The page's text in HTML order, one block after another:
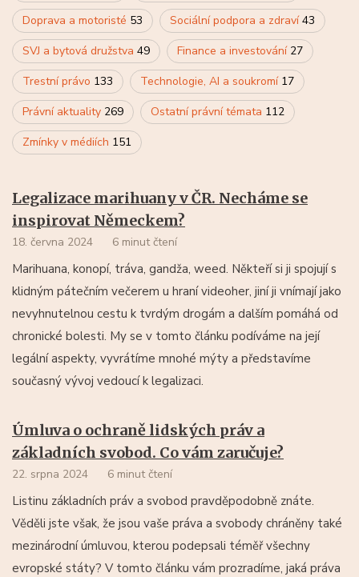
Doprava a motoristé 53 Sociální podpora a zdraví43
SVJ a bytová družstva 49 Finance a investování 27
Trestní právo 133 Technologie, AI a soukromí 17
Právní aktuality 269 Ostatní právní témata 112
Zmínky v médiích 151
Legalizace marihuany v ČR. Necháme se
inspirovat Německem?
18. června 2024 6 minut čtení
Marihuana, konopí, tráva, gandža, weed. Někteří si ji spojují s
klidným pátečním večerem u hraní videoher, jiní ji vnímají jako
nevyhnutelnou cestu k tvrdým drogám a dalším pomáhá od
chronické bolesti. My se v tomto článku podíváme na její
legální aspekty, vyvrátíme mnohé mýty a představíme
současný vývoj vedoucí k legalizaci.
Úmluva o ochraně lidských práv a
základních svobod. Co vám zaručuje?
22. srpna 2024 6 minut čtení
Listinu základních práv a svobod pravděpodobně znáte.
Věděli jste však, že jsou vaše práva a svobody chráněny také
mezinárodní úmluvou, kterou podepsali téměř všechny
evropské státy? V tomto článku vám prozradíme, jaká práva